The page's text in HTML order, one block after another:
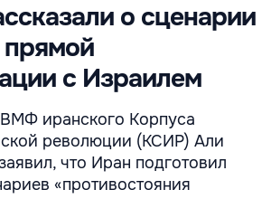
о сценарии
прямой
с Израилем
иранского Корпуса
революции (КСИР) Али
что Иран подготовил
«противостояния